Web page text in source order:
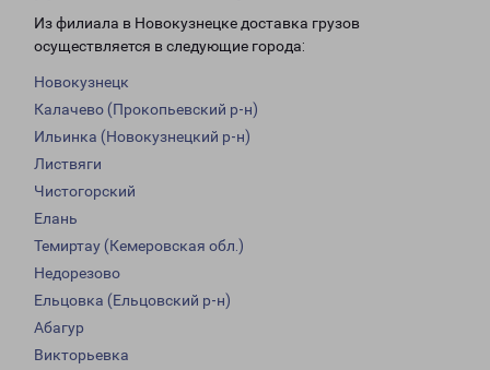
Из филиала в Новокузнецке доставка грузов
осуществляется в следующие города:
Новокузнецк
Калачево (Прокопьевский р-н)
Ильинка (Новокузнецкий р-н)
Листвяги
Чистогорский
Елань
Темиртау (Кемеровская обл.)
Недорезово
Ельцовка (Ельцовский р-н)
Абагур
Викторьевка